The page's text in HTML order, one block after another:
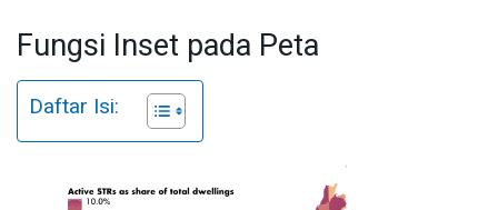
Fungsi Inset pada Peta
Daftar Isi: